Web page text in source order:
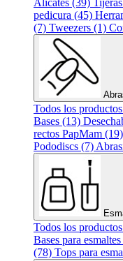
pedicura (45)
(7) Tweezers (1)
Todos los
Bases (13)
rectos PapMam (19)
Pododiscs (7)
Todos los
Bases para
(78) Tops para